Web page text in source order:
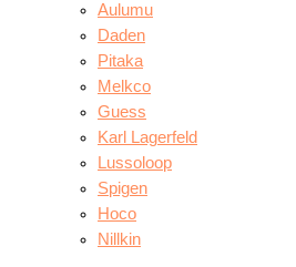
Aulumu
Daden
Pitaka
Melkco
Guess
Karl Lagerfeld
Lussoloop
Spigen
Hoco
Nillkin